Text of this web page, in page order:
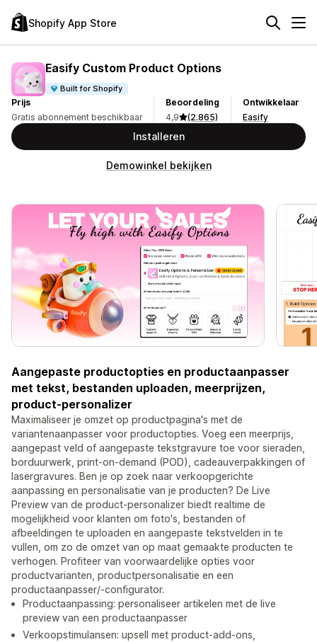
Shopify App Store
Easify Custom Product Options
Built for Shopify
Prijs
Gratis abonnement beschikbaar
Beoordeling
4,9
(2.865)
Ontwikkelaar
Easify
Installeren
Demowinkel bekijken
Aangepaste productopties en productaanpasser
met tekst, bestanden uploaden, meerprijzen,
product-personalizer
Maximaliseer je omzet op productpagina's met de
variantenaanpasser voor productopties. Voeg een meerprijs,
aangepast veld of aangepaste tekstgravure toe voor sieraden,
borduurwerk, print-on-demand (POD), cadeauverpakkingen of
lasergravures. Ben je op zoek naar verkoopgerichte
aanpassing en personalisatie van je producten? De Live
Preview van de product-personalizer biedt realtime de
mogelijkheid voor klanten om foto's, bestanden of
afbeeldingen te uploaden en aangepaste tekstvelden in te
vullen, om zo de omzet van op maat gemaakte producten te
verhogen. Profiteer van voorwaardelijke opties voor
productvarianten, productpersonalisatie en een
productaanpasser/-configurator.
Productaanpassing: personaliseer artikelen met de live
preview van een productaanpasser
Verkoopstimulansen: upsell met product-add-ons,